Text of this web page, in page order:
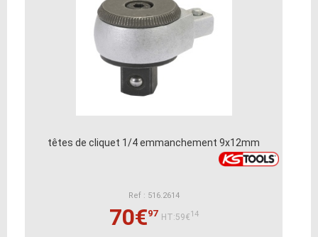
têtes de cliquet 1/4 emmanchement 9x12mm
Ref : 516.2614
70€97 HT:59€14